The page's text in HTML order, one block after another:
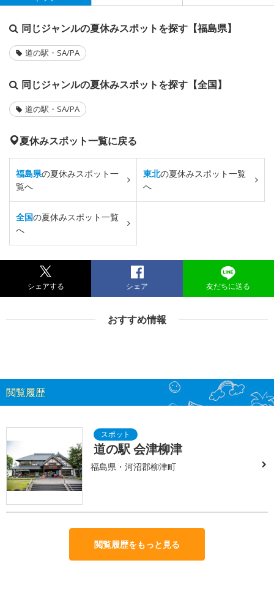
同じジャンルの夏休みスポットを探す【福島県】
道の駅・SA/PA
同じジャンルの夏休みスポットを探す【全国】
道の駅・SA/PA
夏休みスポット一覧に戻る
福島県の夏休みスポット一
覧へ
東北の夏休みスポット一覧
へ
全国の夏休みスポット一覧
へ
シェアする シェア 友だちに送る
おすすめ情報
閲覧履歴
道の駅 会津柳津
福島県・河沼郡柳津町
閲覧履歴をもっと見る